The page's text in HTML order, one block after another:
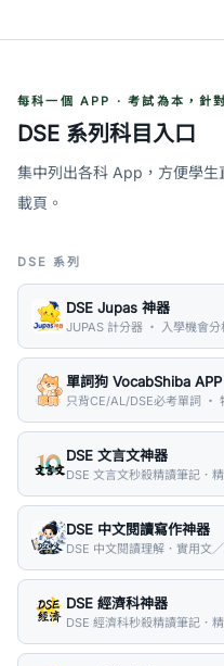
每科一個 APP · 考試為本，針
DSE 系列科目入口
集中列出各科 App，方便學生
載頁。
DSE 系列
DSE Jupas 神器
JUPAS 計分器 ・ 入學機會
單詞狗 VocabShiba APP
只背CE/AL/DSE必考單詞 ・
DSE 文言文神器
DSE 文言文秒殺精讀筆記．
DSE 中文閱讀寫作神器
DSE 中文閱讀理解．實用文
DSE 經濟科神器
DSE 經濟科秒殺精讀筆記．